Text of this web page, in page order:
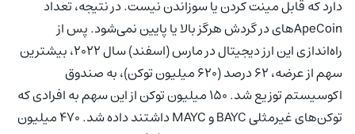
دارد که قابل مینت کردن یا سوزاندن نیست. در نتیجه، تعداد
ApeCoinهای در گردش هرگز بالا یا پایین نمی‌شود. پس از
راه‌اندازی این ارز دیجیتال در مارس (اسفند) سال 2022، بیشترین
سهم از عرضه، 62 درصد (620 میلیون توکن)، به صندوق
اکوسیستم توزیع شد. 150 میلیون توکن از این سهم به افرادی که
توکن‌های غیرمثلی BAYC و MAYC داشتند داده شد. 470 میلیون